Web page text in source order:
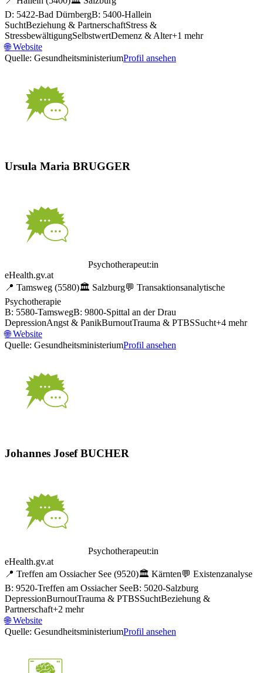
D: 5422-Bad DürnbergB: 5400-Hallein
SuchtBeziehung & PartnerschaftStress &
StressbewältigungSelbstwertDemenz & Alter+1 mehr
🌐Website
Quelle: GesundheitsministeriumProfil ansehen
Ursula Maria BRUGGER
Psychotherapeut:in
eHealth.gv.at
📍 Tamsweg (5580)🏛️ Salzburg💬 Transaktionsanalytische
Psychotherapie
B: 5580-TamswegB: 9800-Spittal an der Drau
DepressionAngst & PanikBurnoutTrauma & PTBSSucht+4 mehr
🌐Website
Quelle: GesundheitsministeriumProfil ansehen
Johannes Josef BUCHER
Psychotherapeut:in
eHealth.gv.at
📍 Treffen am Ossiacher See (9520)🏛️ Kärnten💬 Existenzanalyse
B: 9520-Treffen am Ossiacher SeeB: 5020-Salzburg
DepressionBurnoutTrauma & PTBSSuchtBeziehung &
Partnerschaft+2 mehr
🌐Website
Quelle: GesundheitsministeriumProfil ansehen